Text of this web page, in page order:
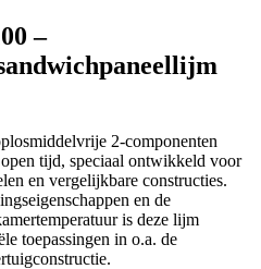
–
2-componenten
tijd, speciaal ontwikkeld voor
en vergelijkbare constructies.
en de
is deze lijm
toepassingen in o.a. de